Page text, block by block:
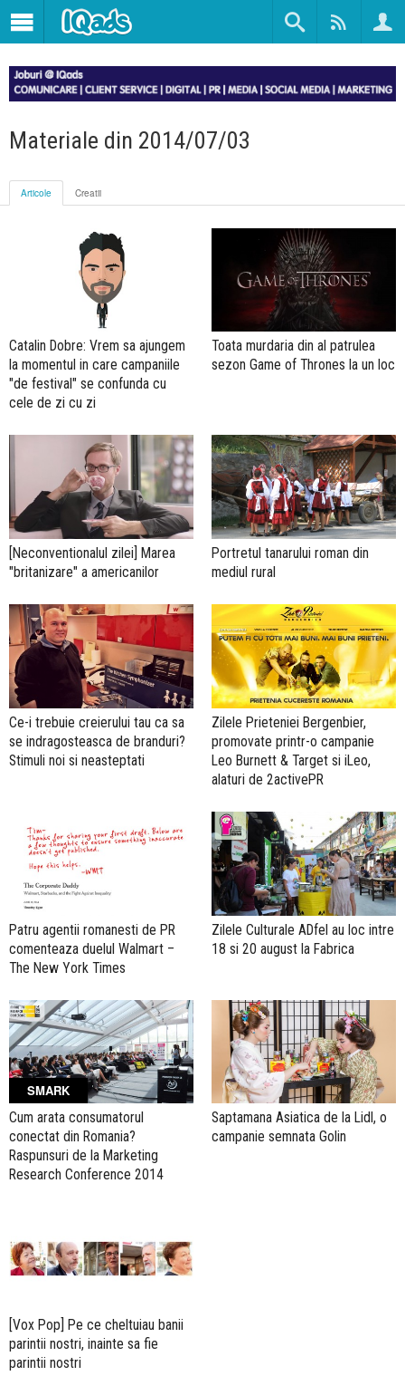
Materiale din 2014/07/03
Articole Creatii
Catalin Dobre: Vrem sa ajungem
la momentul in care campaniile
"de festival" se confunda cu
cele de zi cu zi
Toata murdaria din al patrulea
sezon Game of Thrones la un loc
[Neconventionalul zilei] Marea
"britanizare" a americanilor
Portretul tanarului roman din
mediul rural
Ce-i trebuie creierului tau ca sa
se indragosteasca de branduri?
Stimuli noi si neasteptati
Zilele Prieteniei Bergenbier,
promovate printr-o campanie
Leo Burnett & Target si iLeo,
alaturi de 2activePR
Patru agentii romanesti de PR
comenteaza duelul Walmart –
The New York Times
Zilele Culturale ADfel au loc intre
18 si 20 august la Fabrica
SMARK
Cum arata consumatorul
conectat din Romania?
Raspunsuri de la Marketing
Research Conference 2014
Saptamana Asiatica de la Lidl, o
campanie semnata Golin
[Vox Pop] Pe ce cheltuiau banii
parintii nostri, inainte sa fie
parintii nostri